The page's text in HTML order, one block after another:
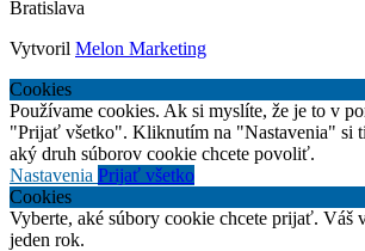
Bratislava
Vytvoril Melon Marketing
Cookies
Používame cookies. Ak si myslíte, že je to v
"Prijať všetko". Kliknutím na "Nastavenia" si
aký druh súborov cookie chcete povoliť.
Nastavenia Prijať všetko
Cookies
Vyberte, aké súbory cookie chcete prijať. Váš
jeden rok.